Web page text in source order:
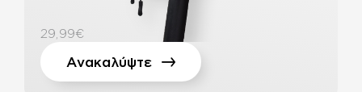
Ανακαλύψτε
29,99€